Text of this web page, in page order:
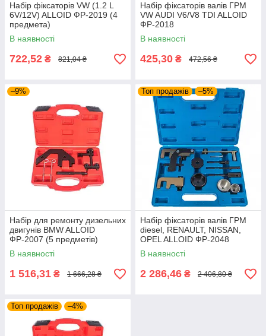
Набір фіксаторів VW (1.2 L
6V/12V) ALLOID ФР-2019 (4
предмета)
В наявності
722,52 ₴ 821,04 ₴
Набір фіксаторів валів ГРМ
VW AUDI V6/V8 TDI ALLOID
ФР-2018
В наявності
425,30 ₴ 472,56 ₴
–9%
Набір для ремонту дизельних
двигунів BMW ALLOID
ФР-2007 (5 предметів)
В наявності
1 516,31 ₴ 1 666,28 ₴
Топ продажів –5%
Набір фіксаторів валів ГРМ
diesel, RENAULT, NISSAN,
OPEL ALLOID ФР-2048
В наявності
2 286,46 ₴ 2 406,80 ₴
Топ продажів –4%